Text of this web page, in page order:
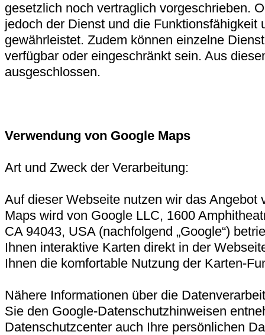
gesetzlich noch vertraglich vorgeschrieben.
jedoch der Dienst und die Funktionsfähigkeit
gewährleistet. Zudem können einzelne
verfügbar oder eingeschränkt sein. Aus
ausgeschlossen.
Verwendung von Google Maps
Art und Zweck der Verarbeitung:
Auf dieser Webseite nutzen wir das Angebot
Maps wird von Google LLC, 1600
CA 94043, USA (nachfolgend „Google“)
Ihnen interaktive Karten direkt in der
Ihnen die komfortable Nutzung der Karten-
Nähere Informationen über die
Sie den Google-Datenschutzhinweisen
Datenschutzcenter auch Ihre persönlichen